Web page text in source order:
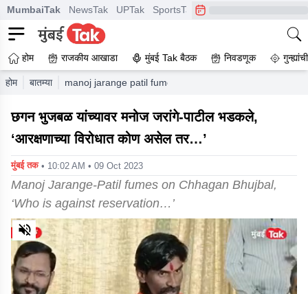
MumbaiTak NewsTak UPTak SportsTak CrimeTak
होम राजकीय आखाडा मुंबई Tak बैठक निवडणूक
होम बातम्या manoj jarange patil fumes on chhagan bhujbal who is
छगन भुजबळ यांच्यावर मनोज जरांगे-पाटील भडकले,
‘आरक्षणाच्या विरोधात कोण असेल तर…’
मुंबई तक • 10:02 AM • 09 Oct 2023
Manoj Jarange-Patil fumes on Chhagan Bhujbal,
‘Who is against reservation…’
0
of
2
minutes,
54
seconds